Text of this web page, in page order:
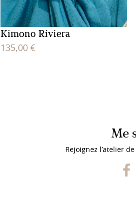
Kimono Riviera
135,00€
Me
Rejoignez l’atelier